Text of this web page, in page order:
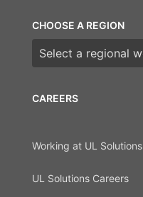
CAREERS
Working at UL Solutions
UL Solutions Careers
CHOOSE A REGION
Choose a region